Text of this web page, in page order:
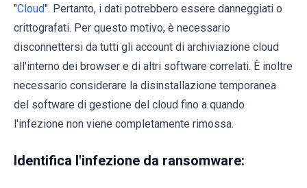
"Cloud". Pertanto, i dati potrebbero essere danneggiati o
crittografati. Per questo motivo, è necessario
disconnettersi da tutti gli account di archiviazione cloud
all'interno dei browser e di altri software correlati. È inoltre
necessario considerare la disinstallazione temporanea
del software di gestione del cloud fino a quando
l'infezione non viene completamente rimossa.
Identifica l'infezione da ransomware: